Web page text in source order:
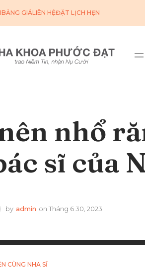
BẢNG GIÁLIÊN HỆĐẶT LỊCH HẸN
nhổ
sĩ của
by admin on Tháng 6 30, 2023
CÙNG NHA SĨ